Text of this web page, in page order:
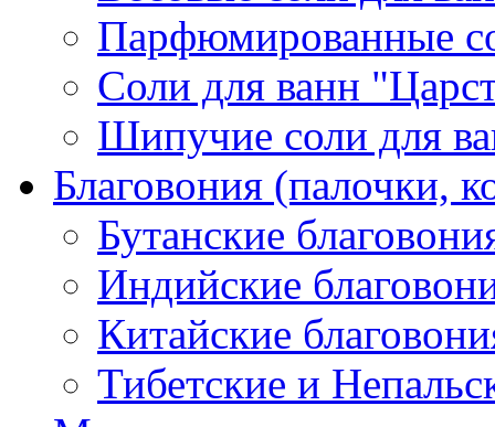
Парфюмированные
Соли для ванн
Шипучие соли для
Благовония (палочки,
Бутанские
Индийские
Китайские
Тибетские и